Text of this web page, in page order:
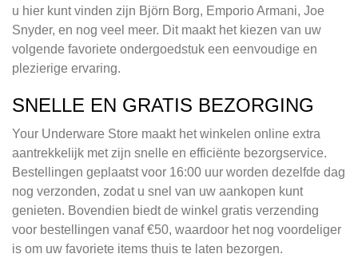
u hier kunt vinden zijn Björn Borg, Emporio Armani, Joe
Snyder, en nog veel meer. Dit maakt het kiezen van uw
volgende favoriete ondergoedstuk een eenvoudige en
plezierige ervaring.
SNELLE EN GRATIS BEZORGING
Your Underware Store maakt het winkelen online extra
aantrekkelijk met zijn snelle en efficiënte bezorgservice.
Bestellingen geplaatst voor 16:00 uur worden dezelfde dag
nog verzonden, zodat u snel van uw aankopen kunt
genieten. Bovendien biedt de winkel gratis verzending
voor bestellingen vanaf €50, waardoor het nog voordeliger
is om uw favoriete items thuis te laten bezorgen.